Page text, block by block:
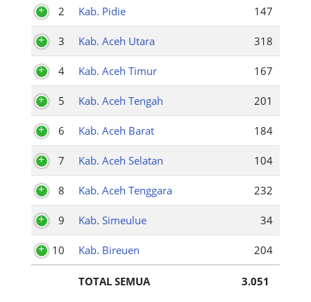
2 Kab. Pidie 147
3 Kab. Aceh Utara 318
4 Kab. Aceh Timur 167
5 Kab. Aceh Tengah 201
6 Kab. Aceh Barat 184
7 Kab. Aceh Selatan 104
8 Kab. Aceh Tenggara 232
9 Kab. Simeulue 34
10 Kab. Bireuen 204
TOTAL SEMUA 3.051